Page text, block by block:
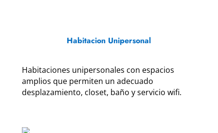
Habitacion Unipersonal
Habitaciones unipersonales con espacios
amplios que permiten un adecuado
desplazamiento, closet, baño y servicio wifi.